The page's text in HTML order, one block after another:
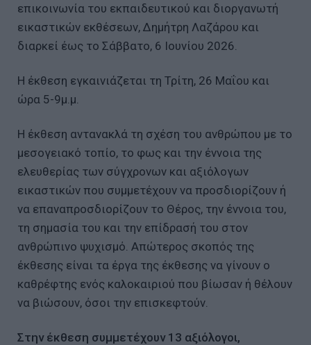
επικοινωνία του εκπαιδευτικού και διοργανωτή
εικαστικών εκθέσεων, Δημήτρη Λαζάρου και
διαρκεί έως το Σάββατο, 6 Ιουνίου 2026.
Η έκθεση εγκαινιάζεται τη Τρίτη, 26 Μαΐου και
ώρα 5-9μ.μ.
Η έκθεση αντανακλά τη σχέση του ανθρώπου με το
μεσογειακό τοπίο, το φως και την έννοια της
ελευθερίας των σύγχρονων και αξιόλογων
εικαστικών που συμμετέχουν να προσδιορίζουν ή
να επαναπροσδιορίζουν το Θέρος, την έννοια του,
τη σημασία του και την επίδρασή του στον
ανθρώπινο ψυχισμό. Απώτερος σκοπός της
έκθεσης είναι τα έργα της έκθεσης να γίνουν ο
καθρέφτης ενός καλοκαιριού που βίωσαν ή θέλουν
να βιώσουν, όσοι την επισκεφτούν.
Στην έκθεση συμμετέχουν 13 αξιόλογοι,